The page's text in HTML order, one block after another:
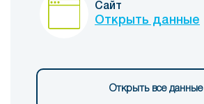
Сайт
Открыть данные
Открыть все данные